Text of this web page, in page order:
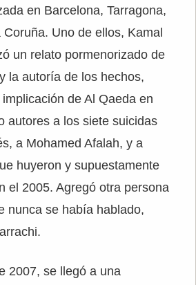
en Barcelona, Tarragona,
Uno de ellos, Kamal
un relato pormenorizado de
la autoría de los hechos,
de Al Qaeda en
autores a los siete suicidas
a Mohamed Afalah, y a
huyeron y supuestamente
el 2005. Agregó otra persona
nunca se había hablado,
2007, se llegó a una